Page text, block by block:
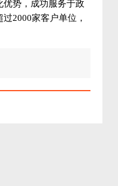
优势，成功服务于政
2000家客户单位，